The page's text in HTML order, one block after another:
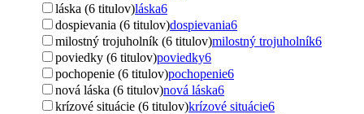
láska (6 titulov)láska6
dospievania (6 titulov)dospievania6
milostný trojuholník (6 titulov)milostný trojuholník6
poviedky (6 titulov)poviedky6
pochopenie (6 titulov)pochopenie6
nová láska (6 titulov)nová láska6
krízové situácie (6 titulov)krízové situácie6